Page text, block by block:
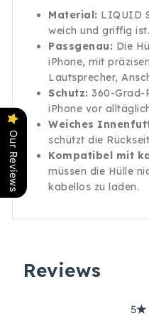
Material: LIQUID
weich und griffig ist.
Passgenau: Die
iPhone, mit
Lautsprecher,
Schutz: 360-Grad-
iPhone vor
Weiches
schützt die
Kompatibel mit
müssen die Hülle
kabellos zu laden.
Reviews
5
Our Reviews